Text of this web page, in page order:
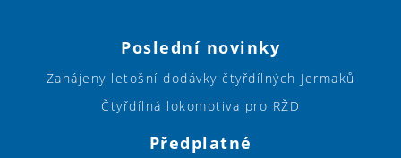
Poslední novinky
Zahájeny letošní dodávky čtyřdílných Jermaků
Čtyřdílná lokomotiva pro RŽD
Předplatné